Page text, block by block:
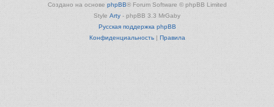
Создано на основе phpBB® Forum Software © phpBB Limited
Style Arty - phpBB 3.3 MrGaby
Русская поддержка phpBB
Конфиденциальность| Правила